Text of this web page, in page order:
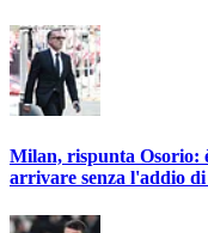
Milan, rispunta Osorio:
arrivare senza l'addio